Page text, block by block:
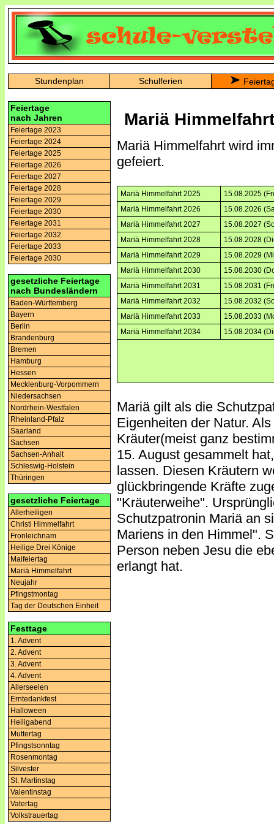
Stundenplan Schulferien
Feiertage
nach Jahren
Feiertage 2023
Feiertage 2024
Feiertage 2025
Feiertage 2026
Feiertage 2027
Feiertage 2028
Feiertage 2029
Feiertage 2030
Feiertage 2031
Feiertage 2032
Feiertage 2033
Feiertage 2030
gesetzliche Feiertage
nach Bundesländern
Baden-Württemberg
Bayern
Berlin
Brandenburg
Bremen
Hamburg
Hessen
Mecklenburg-Vorpommern
Niedersachsen
Nordrhein-Westfalen
Rheinland-Pfalz
Saarland
Sachsen
Sachsen-Anhalt
Schleswig-Holstein
Thüringen
gesetzliche Feiertage
Allerheiligen
Christi Himmelfahrt
Fronleichnam
Heilige Drei Könige
Maifeiertag
Mariä Himmelfahrt
Neujahr
Pfingstmontag
Tag der Deutschen Einheit
Festtage
1. Advent
2. Advent
3. Advent
4. Advent
Allerseelen
Erntedankfest
Halloween
Heiligabend
Muttertag
Pfingstsonntag
Rosenmontag
Silvester
St. Martinstag
Valentinstag
Vatertag
Volkstrauertag
Mariä
Mariä Himmelfahrt wird
gefeiert.
Mariä Himmelfahrt 2025
15.08.2025
Mariä Himmelfahrt 2026
15.08.2026
Mariä Himmelfahrt 2027
15.08.2027
Mariä Himmelfahrt 2028
15.08.2028
Mariä Himmelfahrt 2029
15.08.2029
Mariä Himmelfahrt 2030
15.08.2030
Mariä Himmelfahrt 2031
15.08.2031
Mariä Himmelfahrt 2032
15.08.2032
Mariä Himmelfahrt 2033
15.08.2033
Mariä Himmelfahrt 2034
15.08.2034
Mariä gilt als die
Eigenheiten der Natur.
Kräuter(meist ganz
15. August gesammelt
lassen. Diesen Kräutern
glückbringende Kräfte
"Kräuterweihe".
Schutzpatronin Mariä an
Mariens in den Himmel".
Person neben Jesu die
erlangt hat.